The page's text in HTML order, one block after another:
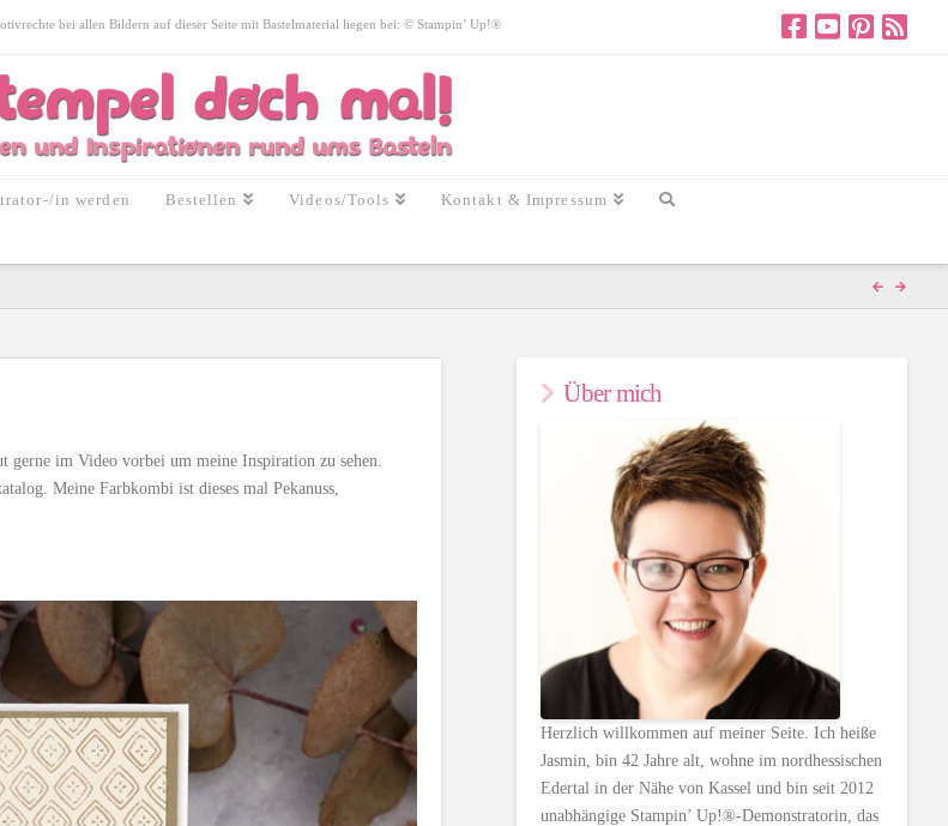
bei allen Bildern auf dieser Seite mit Bastelmaterial liegen bei: © Stampin’ Up!®
in werden Bestellen Videos/Tools Kontakt & Impressum
im Video vorbei um meine Inspiration zu sehen.
Meine Farbkombi ist dieses mal Pekanuss,
Über mich
Herzlich willkommen auf meiner Seite. Ich heiße
Jasmin, bin 42 Jahre alt, wohne im nordhessischen
Edertal in der Nähe von Kassel und bin seit 2012
unabhängige Stampin’ Up!®-Demonstratorin, das